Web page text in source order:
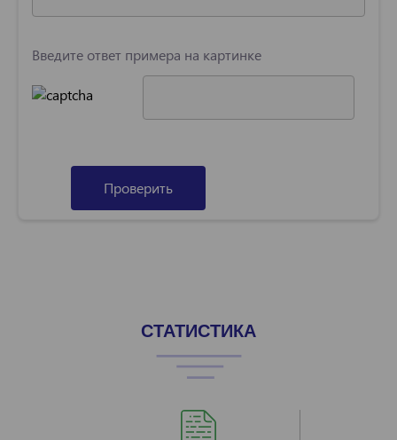
Введите ответ примера на картинке
Проверить
СТАТИСТИКА